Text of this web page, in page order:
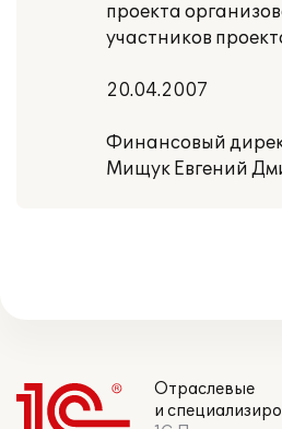
проекта
участников
20.04.2007
Финансовый
Мищук Евгений
Отраслевые
и